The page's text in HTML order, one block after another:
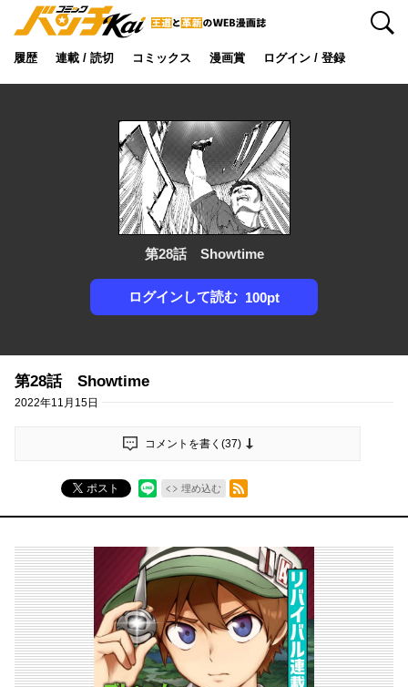
履歴 連載 / 読切 コミックス 漫画賞 ログイン / 登録
検索
第28話 Showtime
ログインして読む 100pt
第28話 Showtime
2022年11月15日
コメントを書く(37)
ポスト 埋め込む
RSSフィード